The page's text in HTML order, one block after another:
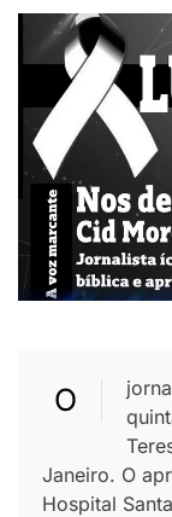
O
Janeiro. O
Hospital